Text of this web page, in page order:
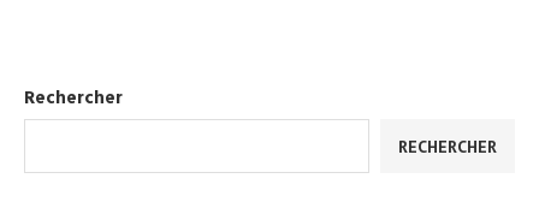
Rechercher
RECHERCHER